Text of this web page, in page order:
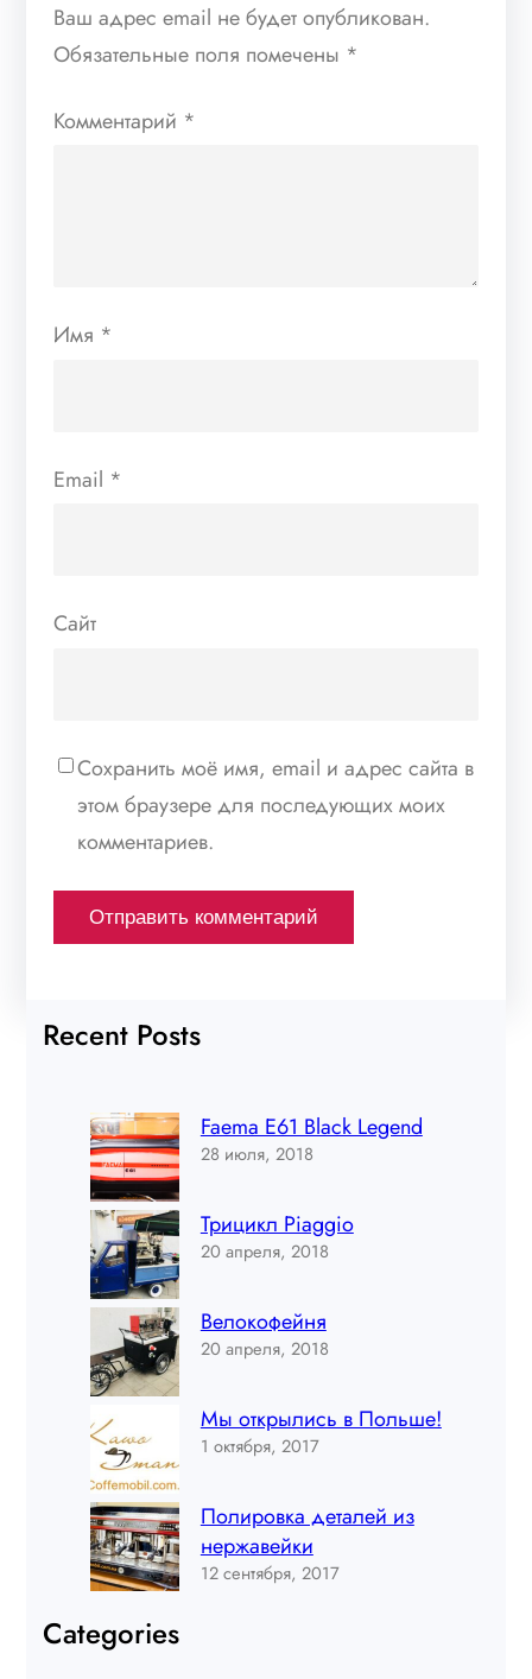
Ваш адрес email не будет опубликован.
Обязательные поля помечены *
Комментарий *
Имя *
Email *
Сайт
Сохранить моё имя, email и адрес сайта в
этом браузере для последующих моих
комментариев.
Recent Posts
Faema E61 Black Legend
28 июля, 2018
Трицикл Piaggio
20 апреля, 2018
Велокофейня
20 апреля, 2018
Мы открылись в Польше!
1 октября, 2017
Полировка деталей из
нержавейки
12 сентября, 2017
Categories